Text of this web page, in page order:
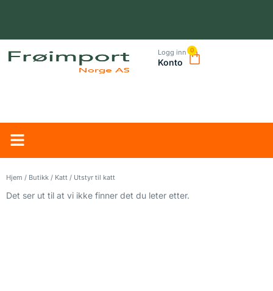
NORSK LEVERANDØR – TRYGG HANDEL OG RASK LEVERING
Logg inn
Konto
0
Hjem / Butikk / Katt / Utstyr til katt
Det ser ut til at vi ikke finner det du leter etter.